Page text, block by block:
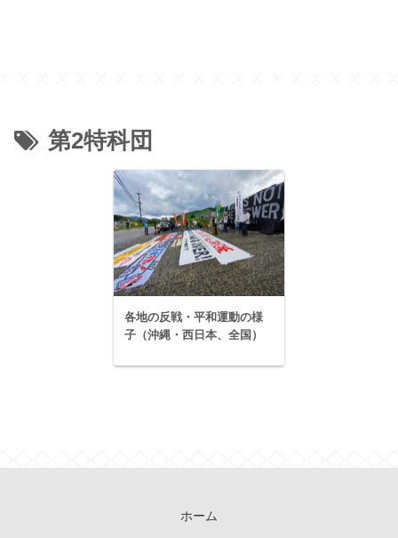
第2特科団
各地の反戦・平和運動の様
子（沖縄・西日本、全国）
ホーム